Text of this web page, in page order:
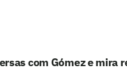
com Gómez e mira